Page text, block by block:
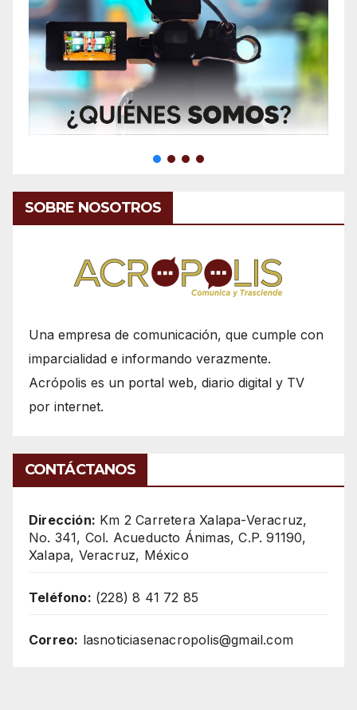
SOBRE NOSOTROS
Una empresa de comunicación, que cumple con
imparcialidad e informando verazmente.
Acrópolis es un portal web, diario digital y TV
por internet.
CONTÁCTANOS
Dirección: Km 2 Carretera Xalapa-Veracruz,
No. 341, Col. Acueducto Ánimas, C.P. 91190,
Xalapa, Veracruz, México
Teléfono: (228) 8 41 72 85
Correo: lasnoticiasenacropolis@gmail.com